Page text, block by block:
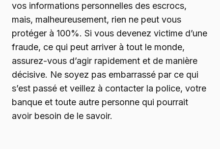
vos informations personnelles des escrocs,
mais, malheureusement, rien ne peut vous
protéger à 100%. Si vous devenez victime d’une
fraude, ce qui peut arriver à tout le monde,
assurez-vous d’agir rapidement et de manière
décisive. Ne soyez pas embarrassé par ce qui
s’est passé et veillez à contacter la police, votre
banque et toute autre personne qui pourrait
avoir besoin de le savoir.